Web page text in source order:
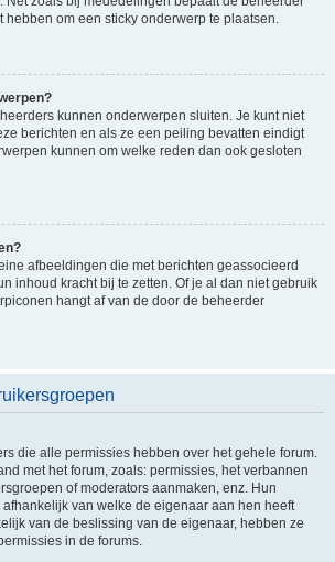
hebben om een sticky onderwerp te plaatsen.
kunnen onderwerpen sluiten. Je kunt niet
berichten en als ze een peiling bevatten eindigt
kunnen om welke reden dan ook gesloten
afbeeldingen die met berichten geassocieerd
inhoud kracht bij te zetten. Of je al dan niet gebruik
hangt af van de door de beheerder
die alle permissies hebben over het gehele forum.
met het forum, zoals: permissies, het verbannen
of moderators aanmaken, enz. Hun
van welke de eigenaar aan hen heeft
van de beslissing van de eigenaar, hebben ze
in de forums.